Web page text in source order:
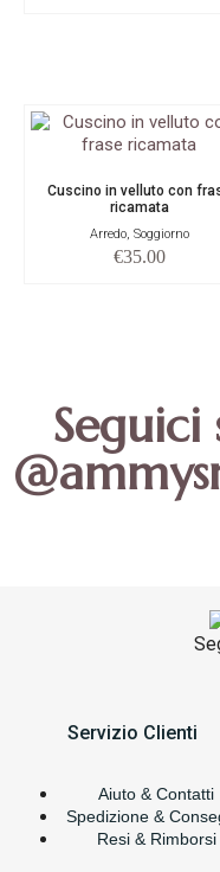
Cuscino in velluto con
ricamata
Arredo, Soggiorno
€35.00
Seguici
Servizio Clienti
Aiuto & Contatti
Spedizione &
Resi & Rimborsi